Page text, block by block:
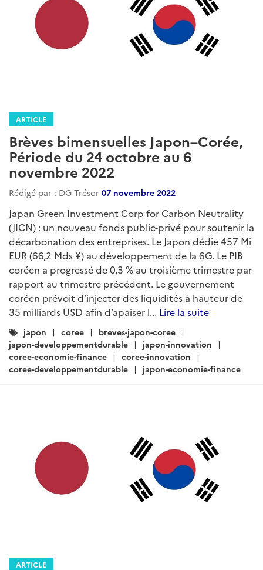
ARTICLE
Brèves bimensuelles Japon–Corée,
Période du 24 octobre au 6
novembre 2022
Rédigé par : DG Trésor 07 novembre 2022
Japan Green Investment Corp for Carbon Neutrality
(JICN) : un nouveau fonds public-privé pour soutenir la
décarbonation des entreprises. Le Japon dédie 457 Mi
EUR (66,2 Mds ¥) au développement de la 6G. Le PIB
coréen a progressé de 0,3 % au troisième trimestre par
rapport au trimestre précédent. Le gouvernement
coréen prévoit d’injecter des liquidités à hauteur de
35 milliards USD afin d’apaiser l... Lire la suite
Catégories
:
japon coree
breves-japon-coree
japon-developpementdurable
japon-innovation
coree-economie-finance
coree-innovation
coree-developpementdurable
japon-economie-finance
ARTICLE